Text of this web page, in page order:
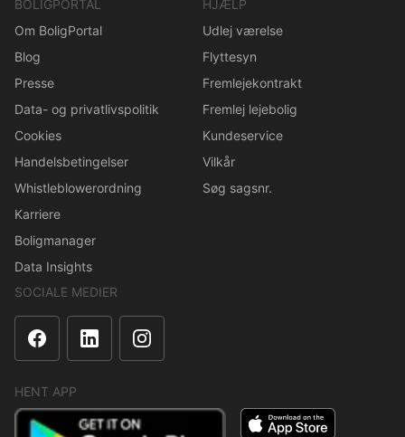
BOLIGPORTAL
Om BoligPortal
Blog
Presse
Data- og privatlivspolitik
Cookies
Handelsbetingelser
Whistleblowerordning
Karriere
Boligmanager
Data Insights
HJÆLP
Udlej værelse
Flyttesyn
Fremlejekontrakt
Fremlej lejebolig
Kundeservice
Vilkår
Søg sagsnr.
SOCIALE MEDIER
HENT APP